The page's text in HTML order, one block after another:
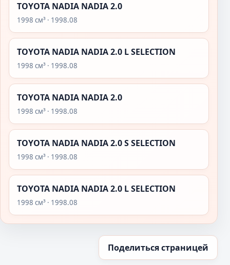
TOYOTA NADIA NADIA 2.0
1998 см³ · 1998.08
TOYOTA NADIA NADIA 2.0 L SELECTION
1998 см³ · 1998.08
TOYOTA NADIA NADIA 2.0
1998 см³ · 1998.08
TOYOTA NADIA NADIA 2.0 S SELECTION
1998 см³ · 1998.08
TOYOTA NADIA NADIA 2.0 L SELECTION
1998 см³ · 1998.08
Поделиться страницей